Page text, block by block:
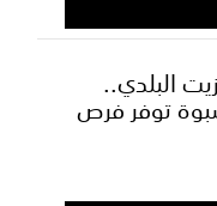
البلدي..
توفر فرص